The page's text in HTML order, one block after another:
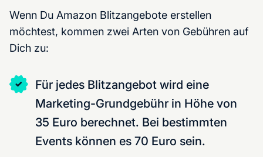
Wenn Du Amazon Blitzangebote erstellen
möchtest, kommen zwei Arten von Gebühren auf
Dich zu:
Für jedes Blitzangebot wird eine
Marketing-Grundgebühr in Höhe von
35 Euro berechnet. Bei bestimmten
Events können es 70 Euro sein.